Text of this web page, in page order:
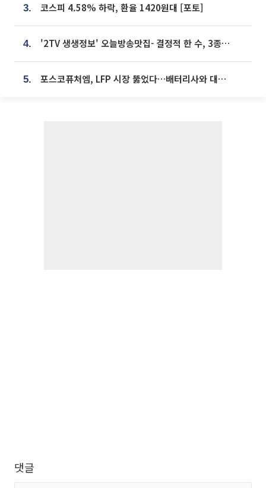
3. 코스피 4.58% 하락, 환율 1420원대 [포토]
4. '2TV 생생정보' 오늘방송맛집- 결정적 한 수, 3종 메밀면! 메밀 소바 맛집 '의○○○○'
5. 포스코퓨처엠, LFP 시장 뚫었다…배터리사와 대규모 장기 공급 합의
댓글